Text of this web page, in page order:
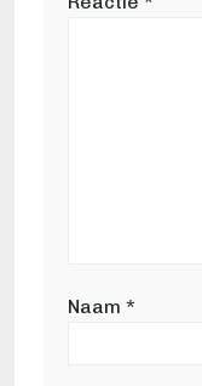
Naam *